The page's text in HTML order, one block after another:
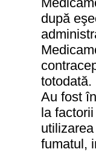
după
totodată.
Au fost
la
fumatul,